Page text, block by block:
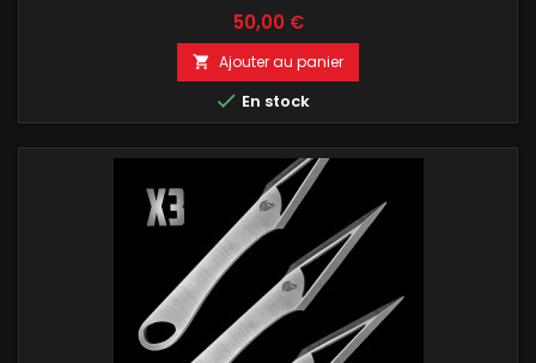
Prix
50,00 €
 Ajouter au panier
 En stock